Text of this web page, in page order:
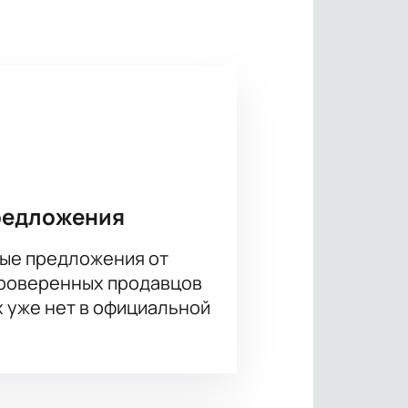
подходящее место онлайн:
выбрать места и
обращайтесь к сотрудникам
предложения от
продавцов
нет в официальной